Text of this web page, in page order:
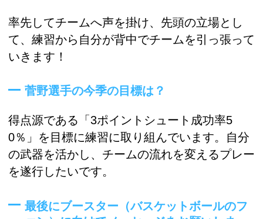
率先してチームへ声を掛け、先頭の立場とし
て、練習から自分が背中でチームを引っ張って
いきます！
菅野選手の今季の目標は？
得点源である「3ポイントシュート成功率5
0％」を目標に練習に取り組んでいます。自分
の武器を活かし、チームの流れを変えるプレー
を遂行したいです。
最後にブースター（バスケットボールのフ